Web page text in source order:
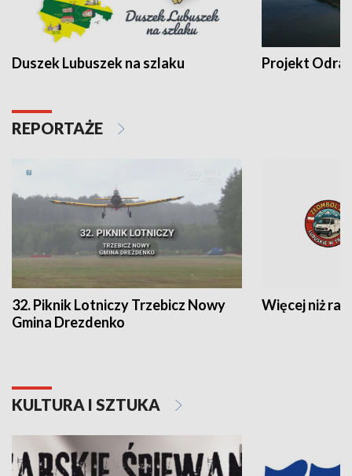
Duszek Lubuszek na szlaku Projekt Odra
REPORTAŻE
32. Piknik Lotniczy Trzebicz Nowy
Gmina Drezdenko
Więcej niż rajd
KULTURA I SZTUKA